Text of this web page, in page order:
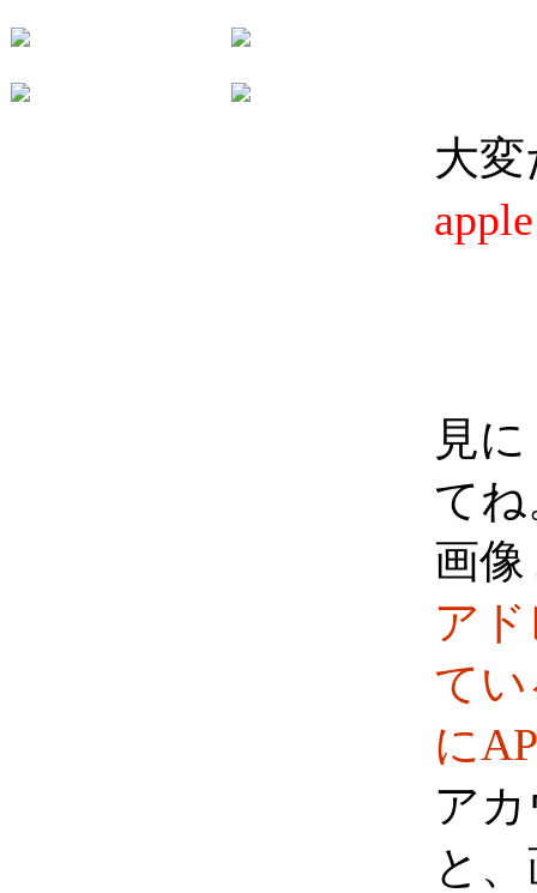
大
見
て
画
ア
て
に
ア
と